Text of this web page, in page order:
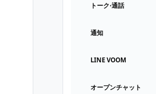
トーク⋅通話
通知
LINE VOOM
オープンチャット